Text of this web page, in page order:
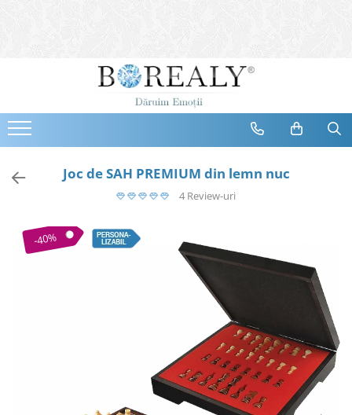
Bijuterii
Cercei
Bratari
Coliere
Tiare
Destinatari
Joc de SAH PREMIUM din lemn nuc
4 Review-uri
-40%